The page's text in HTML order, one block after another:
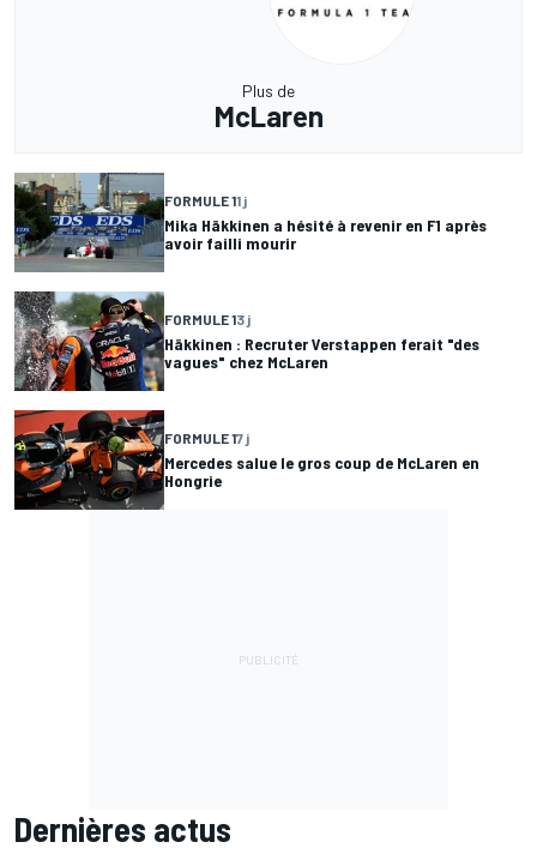
Plus de
McLaren
FORMULE 11 j
Mika Häkkinen a hésité à revenir en F1 après
avoir failli mourir
FORMULE 13 j
Häkkinen : Recruter Verstappen ferait "des
vagues" chez McLaren
FORMULE 17 j
Mercedes salue le gros coup de McLaren en
Hongrie
Dernières actus